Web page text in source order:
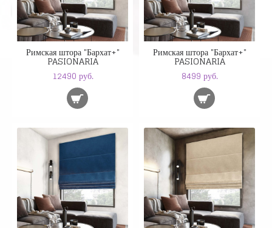
Римская штора "Бархат+"
PASIONARIA
12490 руб.
Римская штора "Бархат+"
PASIONARIA
8499 руб.